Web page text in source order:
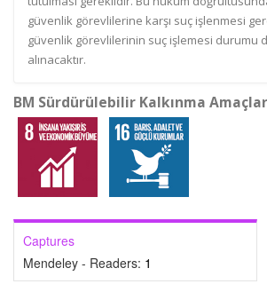
güvenlik görevlilerine karşı suç işlenmesi
güvenlik görevlilerinin suç işlemesi durumu
alınacaktır.
BM Sürdürülebilir Kalkınma
Captures
Mendeley - Readers: 1